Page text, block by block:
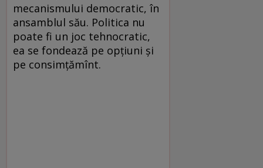
mecanismului democratic, în
ansamblul său. Politica nu
poate fi un joc tehnocratic,
ea se fondează pe opţiuni şi
pe consimţămînt.